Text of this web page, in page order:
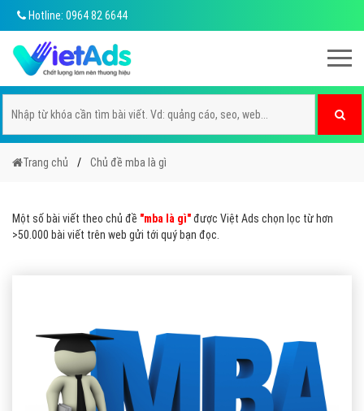
Hotline: 0964 82 6644
Trang chủ Chủ đề mba là gì
Một số bài viết theo chủ đề "mba là gì"được Việt Ads chọn lọc từ hơn
>50.000 bài viết trên web gửi tới quý bạn đọc.